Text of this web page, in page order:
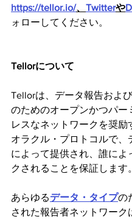
https://tellor.io/、 Twitterや
ォローしてください。
Tellorについて
Tellorは、データ報告およ
のためのオープンかつパー
レスなネットワークを奨励
オラクル・プロトコルで、
によって提供され、誰によ
クされることを保証します。
あらゆるデータ・タイプの
された報告者ネットワーク